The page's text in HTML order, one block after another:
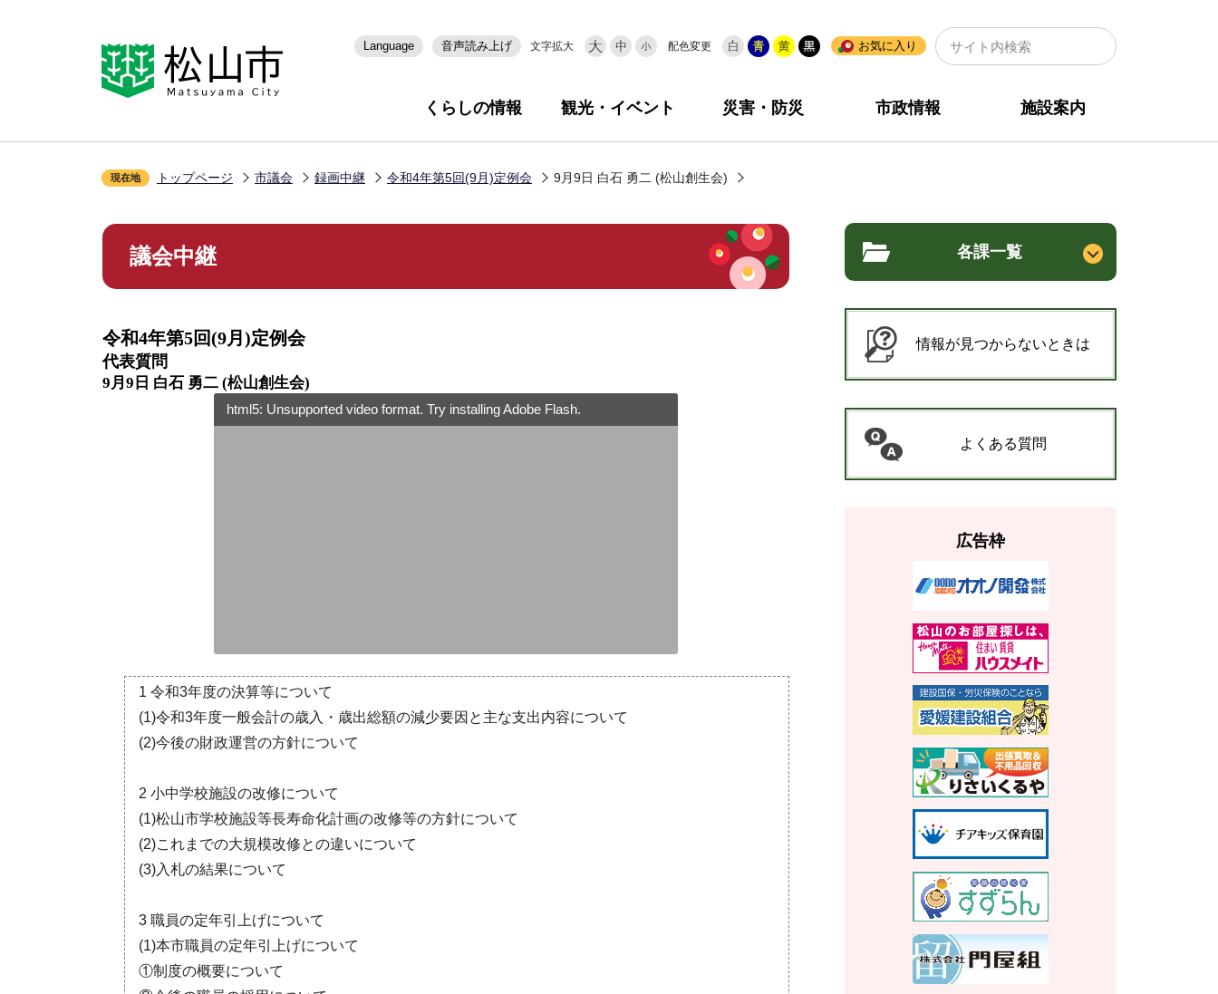
頭
Language 音声読み上げ 文字拡大 配色変更 お気に入り
くらしの情報 観光・イベント 災害・防災 市政情報 施設案内
現在地 トップページ 市議会 録画中継 令和4年第5回(9月)定例会 9月9日 白石 勇二 (松山創生会)
本
こ
ら
議会中継
令和4年第5回(9月)定例会
代表質問
9月9日 白石 勇二 (松山創生会)
html5: Unsupported video format. Try installing Adobe Flash.
1 令和3年度の決算等について
(1)令和3年度一般会計の歳入・歳出総額の減少要因と主な支出内容について
(2)今後の財政運営の方針について
2 小中学校施設の改修について
(1)松山市学校施設等長寿命化計画の改修等の方針について
(2)これまでの大規模改修との違いについて
(3)入札の結果について
3 職員の定年引上げについて
(1)本市職員の定年引上げについて
①制度の概要について
各課一覧
情報が見つからないときは
よくある質問
広告枠